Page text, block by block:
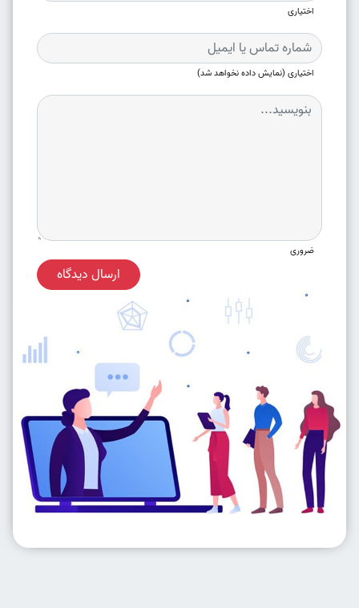
اختیاری
اختیاری (نمایش داده نخواهد شد)
ضروری
ارسال دیدگاه